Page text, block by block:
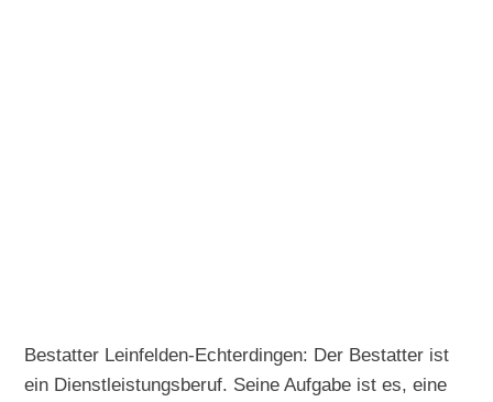
Bestatter Leinfelden-Echterdingen: Der Bestatter ist
ein Dienstleistungsberuf. Seine Aufgabe ist es, eine